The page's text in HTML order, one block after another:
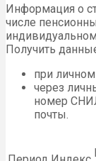
Информация о
числе
Получить
при
через
номер
почты.